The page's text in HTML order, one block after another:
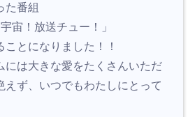
た番組
宇宙！放送チュー！」
とになりました！！
には大きな愛をたくさんいただ
えず、いつでもわたしにとって